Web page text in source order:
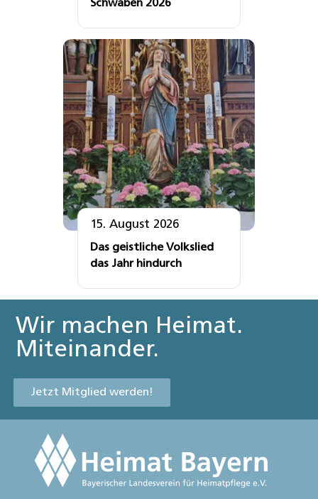
Schwaben 2026
15. August 2026
Das geistliche Volkslied
das Jahr hindurch
Wir machen Heimat.
Miteinander.
Jetzt Mitglied werden!